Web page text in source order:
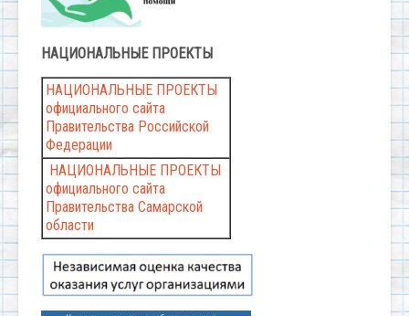
НАЦИОНАЛЬНЫЕ ПРОЕКТЫ
НАЦИОНАЛЬНЫЕ ПРОЕКТЫ
официального сайта
Правительства Российской
Федерации
НАЦИОНАЛЬНЫЕ ПРОЕКТЫ
официального сайта
Правительства Самарской
области